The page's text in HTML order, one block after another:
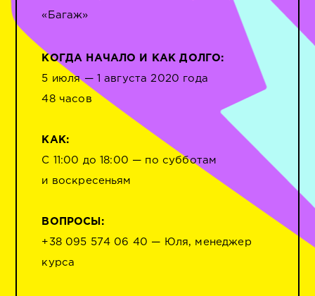
«Багаж»
КОГДА НАЧАЛО И КАК ДОЛГО:
5 июля — 1 августа 2020 года
48 часов
КАК:
С 11:00 до 18:00 — по субботам
и воскресеньям
ВОПРОСЫ:
+38 095 574 06 40 — Юля, менеджер
курса